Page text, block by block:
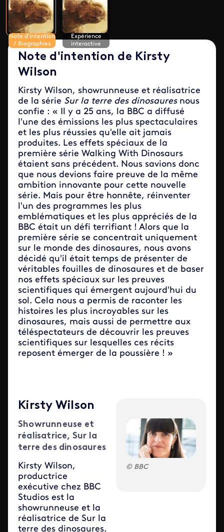
Note d'intention
/ Biographies
Expérience
interactive
Note d'intention de Kirsty
Wilson
Kirsty Wilson, showrunneuse et réalisatrice
de la série Sur la terre des dinosaures nous
confie : « Il y a 25 ans, la BBC a diffusé
l'une des émissions les plus spectaculaires
et les plus réussies qu'elle ait jamais
produites. Les effets spéciaux de la
première série Walking With Dinosaurs
étaient sans précédent. Nous savions donc
que nous devions faire preuve de la même
ambition innovante pour cette nouvelle
série. Mais pour être honnête, réinventer
l'un des programmes les plus
emblématiques et les plus appréciés de la
BBC était un défi terrifiant ! Alors que la
première série se concentrait uniquement
sur le monde des dinosaures, nous avons
décidé qu'il était temps de présenter de
véritables fouilles de dinosaures et de baser
nos effets spéciaux sur les preuves
scientifiques qui émergent aujourd'hui du
sol. Cela nous a permis de raconter les
histoires les plus incroyables sur les
dinosaures, mais aussi de permettre aux
téléspectateurs de découvrir les preuves
scientifiques sur lesquelles ces récits
reposent émerger de la poussière ! »
Kirsty Wilson
Showrunneuse et
réalisatrice, Sur la
terre des dinosaures
Kirsty Wilson,
productrice
exécutive chez BBC
Studios est la
showrunneuse et la
réalisatrice de Sur la
terre des dinosaures.
BBC